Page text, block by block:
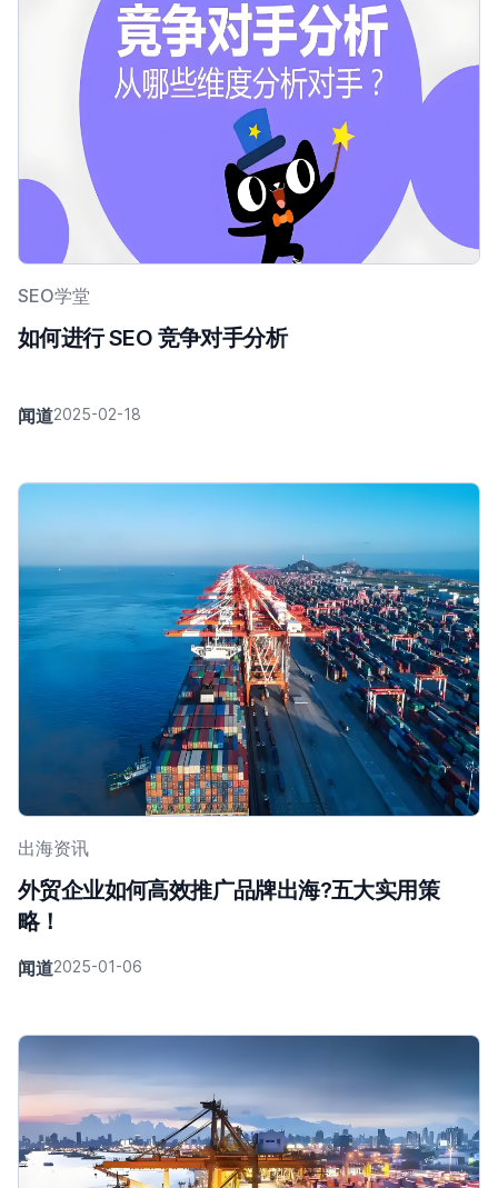
SEO学堂
如何进行 SEO 竞争对手分析
闻道2025-02-18
出海资讯
外贸企业如何高效推广品牌出海?五大实用策
略！
闻道2025-01-06